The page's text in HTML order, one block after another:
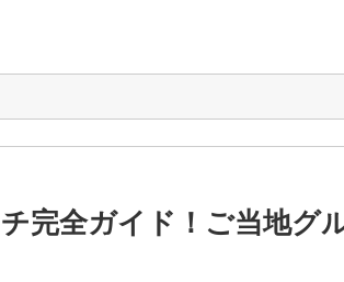
完全ガイド！ご当地グ